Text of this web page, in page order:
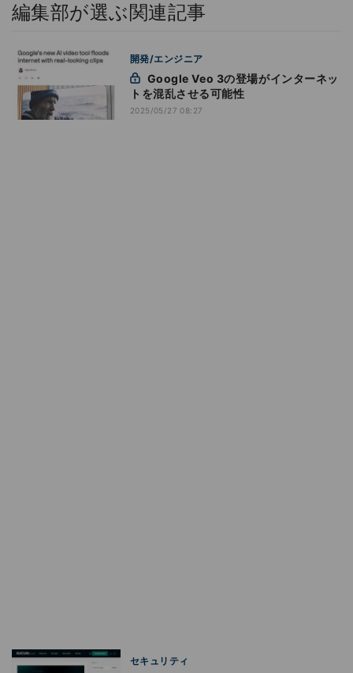
編集部が選ぶ関連記事
開発/エンジニア
トを混乱させる可能性
2025/05/27 08:27
セキュリティ